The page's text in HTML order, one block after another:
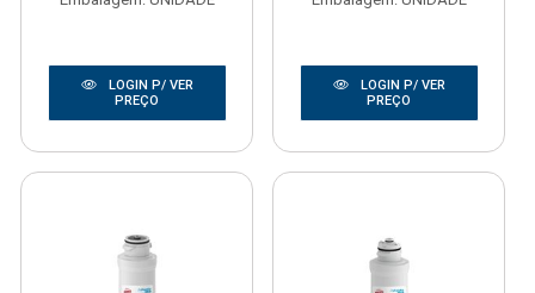
LOGIN P/ VER
PREÇO
LOGIN P/ VER
PREÇO